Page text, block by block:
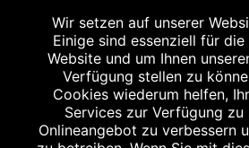
Abgabe in haushaltsüblichen Mengen, solange
und Satzfehler keine Haftung.
Zu Risiken und Nebenwirkungen lesen Sie die
Sie Ihren Arzt oder Apotheker.
Wir setzen auf unserer
Einige sind essenziell für
Website und um Ihnen
Verfügung stellen zu
Cookies wiederum helfen,
Services zur Verfügung zu
Onlineangebot zu verbessern